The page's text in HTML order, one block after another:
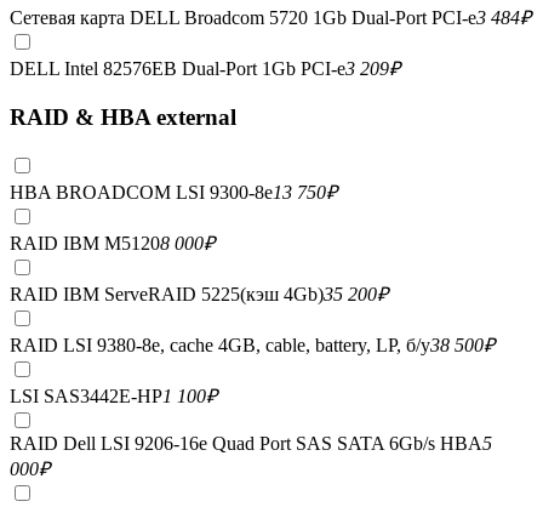
Сетевая карта DELL Broadcom 5720 1Gb Dual-Port PCI-e3 484₽
DELL Intel 82576EB Dual-Port 1Gb PCI-e3 209₽
RAID & HBA external
HBA BROADCOM LSI 9300-8e13 750₽
RAID IBM M51208 000₽
RAID IBM ServeRAID 5225(кэш 4Gb)35 200₽
RAID LSI 9380-8e, сache 4GB, cable, battery, LP, б/у38 500₽
LSI SAS3442E-HP1 100₽
RAID Dell LSI 9206-16e Quad Port SAS SATA 6Gb/s HBA5
000₽